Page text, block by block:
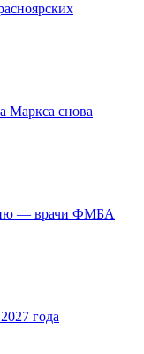
Маркса снова
— врачи ФМБА
года